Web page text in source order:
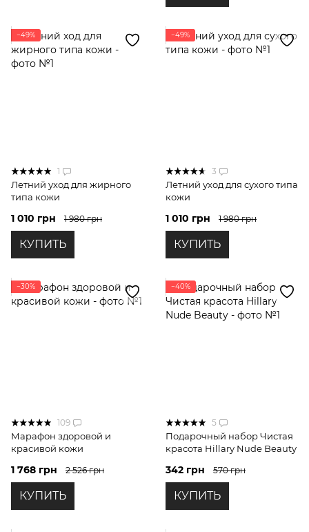
−49%
1
Летний уход для жирного
типа кожи
1 010 грн 1 980 грн
КУПИТЬ
−49%
3
Летний уход для сухого типа
кожи
1 010 грн 1 980 грн
КУПИТЬ
−30%
109
Марафон здоровой и
красивой кожи
1 768 грн 2 526 грн
КУПИТЬ
−40%
5
Подарочный набор Чистая
красота Hillary Nude Beauty
342 грн 570 грн
КУПИТЬ